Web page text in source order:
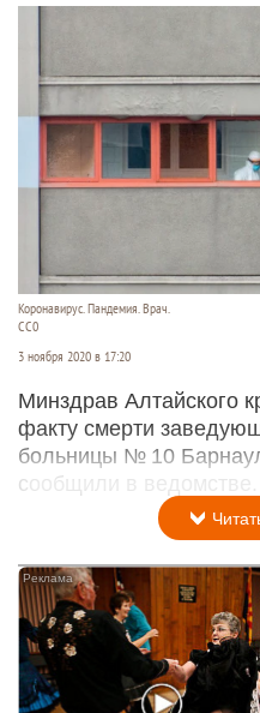
Коронавирус. Пандемия. Врач.
CC0
3 ноября 2020 в 17:20
Минздрав Алтайского
факту смерти
больницы № 10
сообщили в ведомстве.